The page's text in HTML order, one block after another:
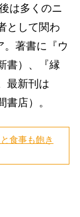
は多くのニ
として関わ
。著書に『ウ
書）、『縁
最新刊は
書店）。
食事も飽き